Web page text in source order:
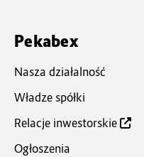
Pekabex
Nasza działalność
Władze spółki
Relacje inwestorskie
Ogłoszenia